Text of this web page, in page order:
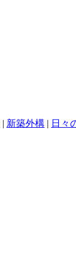
| 新築外構 | 日々